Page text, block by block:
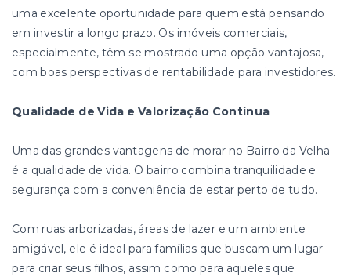
uma excelente oportunidade para quem está pensando
em investir a longo prazo. Os imóveis comerciais,
especialmente, têm se mostrado uma opção vantajosa,
com boas perspectivas de rentabilidade para investidores.
Qualidade de Vida e Valorização Contínua
Uma das grandes vantagens de morar no Bairro da Velha
é a qualidade de vida. O bairro combina tranquilidade e
segurança com a conveniência de estar perto de tudo.
Com ruas arborizadas, áreas de lazer e um ambiente
amigável, ele é ideal para famílias que buscam um lugar
para criar seus filhos, assim como para aqueles que